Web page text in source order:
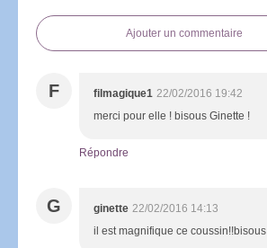
Ajouter un commentaire
F filmagique1 22/02/2016 19:42
merci pour elle ! bisous Ginette !
Répondre
G ginette 22/02/2016 14:13
il est magnifique ce coussin!!bisous